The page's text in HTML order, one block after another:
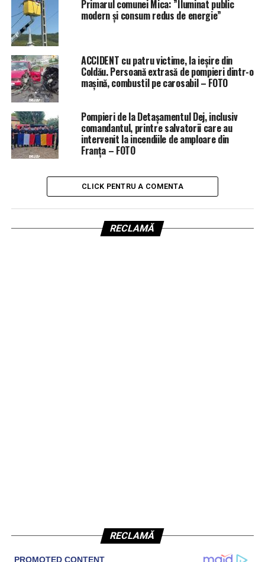
Primarul comunei Mica: ”Iluminat public
modern și consum redus de energie”
ACCIDENT cu patru victime, la ieșire din
Coldău. Persoană extrasă de pompieri dintr-o
mașină, combustil pe carosabil – FOTO
Pompieri de la Detașamentul Dej, inclusiv
comandantul, printre salvatorii care au
intervenit la incendiile de amploare din
Franța – FOTO
CLICK PENTRU A COMENTA
RECLAMĂ
RECLAMĂ